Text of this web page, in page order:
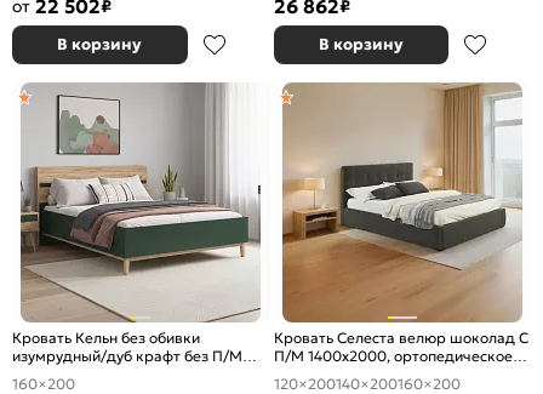
от 22 502₽
В корзину
26 862₽
В корзину
Кровать Кельн без обивки
изумрудный/дуб крафт без П/М
1600x2000, изголовье жесткое
160×200
Кровать Селеста велюр шоколад С
П/М 1400x2000, ортопедическое
основание, изголовье мягкое
120×200140×200160×200